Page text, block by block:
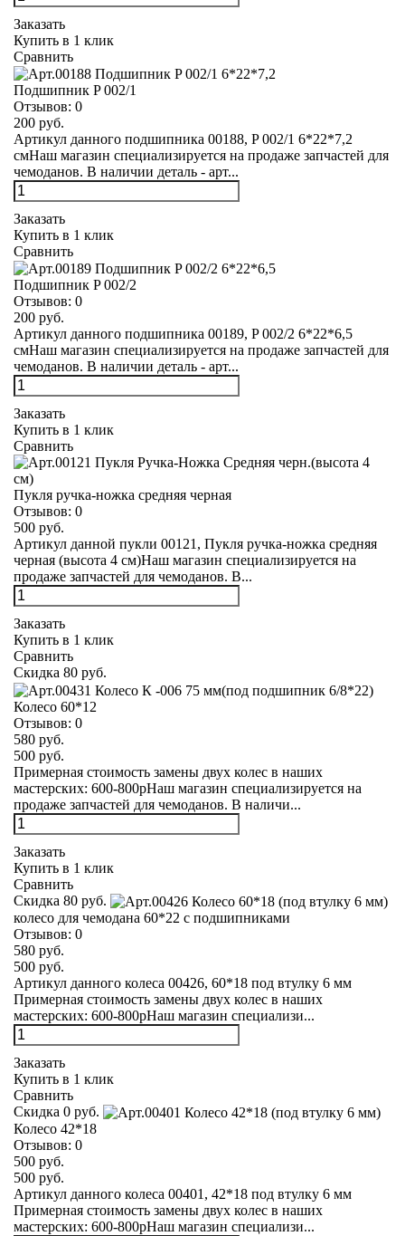
Заказать
Купить в 1 клик
Сравнить
Подшипник P 002/1
Отзывов: 0
200 руб.
Артикул данного подшипника 00188, P 002/1 6*22*7,2
смНаш магазин специализируется на продаже запчастей для
чемоданов. В наличии деталь - арт...
Заказать
Купить в 1 клик
Сравнить
Подшипник P 002/2
Отзывов: 0
200 руб.
Артикул данного подшипника 00189, P 002/2 6*22*6,5
смНаш магазин специализируется на продаже запчастей для
чемоданов. В наличии деталь - арт...
Заказать
Купить в 1 клик
Сравнить
Пукля ручка-ножка средняя черная
Отзывов: 0
500 руб.
Артикул данной пукли 00121, Пукля ручка-ножка средняя
черная (высота 4 см)Наш магазин специализируется на
продаже запчастей для чемоданов. В...
Заказать
Купить в 1 клик
Сравнить
Скидка 80 руб.
Колесо 60*12
Отзывов: 0
580 руб.
500 руб.
Примерная стоимость замены двух колес в наших
мастерских: 600-800рНаш магазин специализируется на
продаже запчастей для чемоданов. В наличи...
Заказать
Купить в 1 клик
Сравнить
Скидка 80 руб.
колесо для чемодана 60*22 с подшипниками
Отзывов: 0
580 руб.
500 руб.
Артикул данного колеса 00426, 60*18 под втулку 6 мм
Примерная стоимость замены двух колес в наших
мастерских: 600-800рНаш магазин специализи...
Заказать
Купить в 1 клик
Сравнить
Скидка 0 руб.
Колесо 42*18
Отзывов: 0
500 руб.
500 руб.
Артикул данного колеса 00401, 42*18 под втулку 6 мм
Примерная стоимость замены двух колес в наших
мастерских: 600-800рНаш магазин специализи...